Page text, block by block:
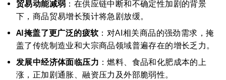
贸易动能减弱 ：在供应链中断和不确定性加剧的背景
下，商品贸易增长预计将急剧放缓。
AI掩盖了更广泛的疲软 ：对AI相关商品的强劲需求，掩
盖了传统制造业和大宗商品领域普遍存在的增长乏力。
发展中经济体面临压力 ：燃料、食品和化肥成本的上
涨，正加剧通胀、融资压力及外部脆弱性。